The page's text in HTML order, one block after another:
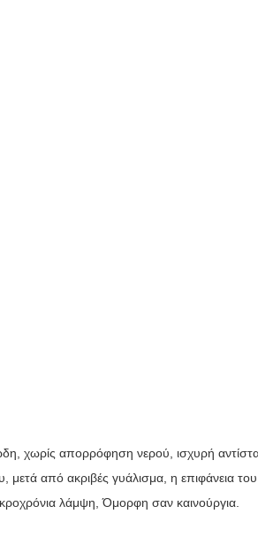
χωρίς απορρόφηση νερού, ισχυρή
από ακριβές γυάλισμα, η επιφάνεια του
λάμψη, Όμορφη σαν καινούργια.